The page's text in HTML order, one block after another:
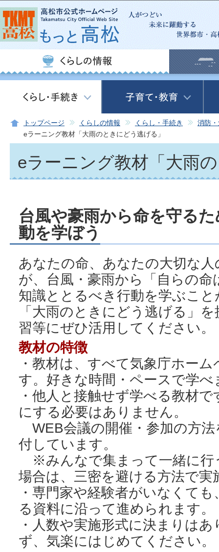
この
トップページ くらしの情報 くらし・手続き
消防
eラーニング教材「大雨のときにどう逃げる」
eラーニング教材「大雨
台風や豪雨から命を守る
動を学ぼう
あなたの命、あなたの大切な
が、台風・豪雨から「自らの
知識ととるべき行動を学ぶこ
「大雨のときにどう逃げる」
習等にぜひ活用してください。
教材の特徴
・教材は、すべて気象庁ホー
す。好きな時間・ペースで学べ
・他人と接触せず学べる教材
にする必要はありません。
WEB会議の開催・参加の方
付しています。
※みんなで集まって一緒に行
場合は、三密を避ける方法で
・専門家や経験者がいなくて
る資料に沿って進められます。
・人数や実施形式に決まりは
ず、気楽にはじめてください。